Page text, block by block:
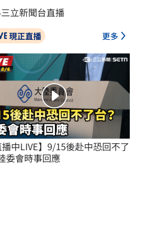
立新聞台直播
現正直播 更多
播中LIVE】9/15後赴中恐回不了
委會時事回應